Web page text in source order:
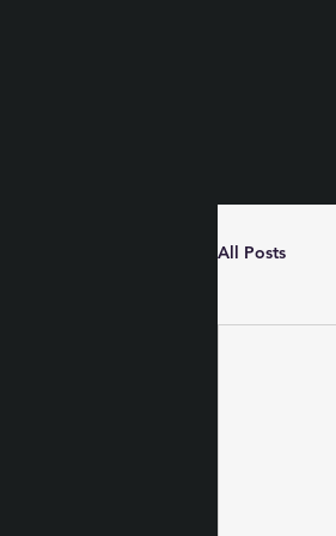
All Posts